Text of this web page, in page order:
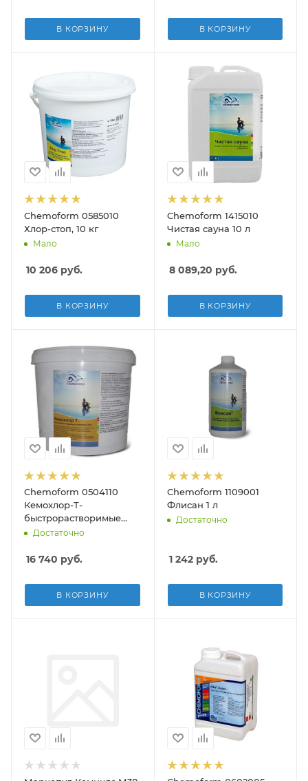
В КОРЗИНУ В КОРЗИНУ
Chemoform 0585010
Хлор-стоп, 10 кг
Мало
10 206 руб.
В КОРЗИНУ
Chemoform 1415010
Чистая сауна 10 л
Мало
8 089,20 руб.
В КОРЗИНУ
Chemoform 0504110
Кемохлор-Т-
быстрорастворимые
таблетки, 10 кг
Достаточно
16 740 руб.
В КОРЗИНУ
Chemoform 1109001
Флисан 1 л
Достаточно
1 242руб.
В КОРЗИНУ